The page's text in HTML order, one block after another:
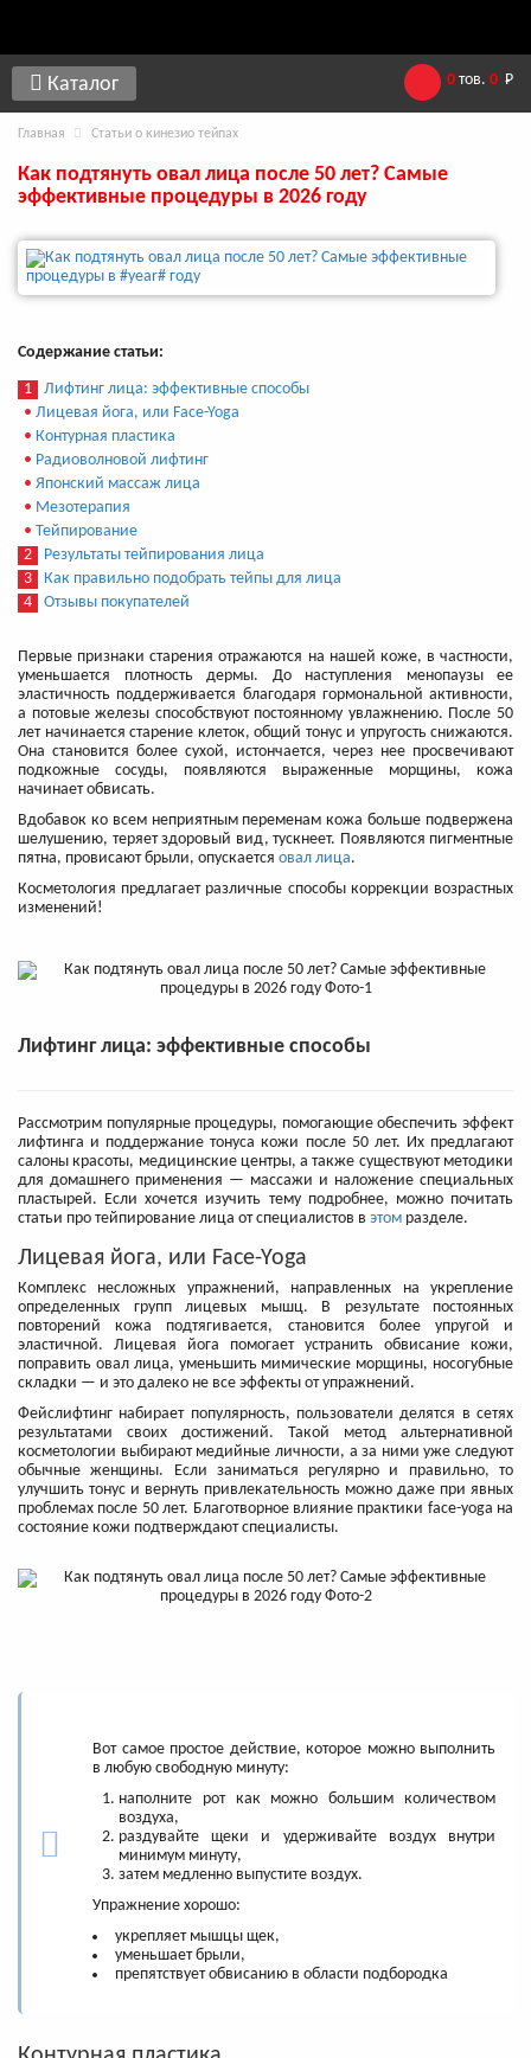
Каталог 0 тов. 0 Р
Главная Статьи о кинезио тейпах
Как подтянуть овал лица после 50 лет? Самые
эффективные процедуры в 2026 году
Содержание статьи:
1
Лифтинг лица: эффективные способы
• Лицевая йога, или Face-Yoga
• Контурная пластика
• Радиоволновой лифтинг
• Японский массаж лица
• Мезотерапия
• Тейпирование
2
Результаты тейпирования лица
3
Как правильно подобрать тейпы для лица
4
Отзывы покупателей
Первые признаки старения отражаются на нашей коже, в частности,
уменьшается плотность дермы. До наступления менопаузы ее
эластичность поддерживается благодаря гормональной активности,
а потовые железы способствуют постоянному увлажнению. После 50
лет начинается старение клеток, общий тонус и упругость снижаются.
Она становится более сухой, истончается, через нее просвечивают
подкожные сосуды, появляются выраженные морщины, кожа
начинает обвисать.
Вдобавок ко всем неприятным переменам кожа больше подвержена
шелушению, теряет здоровый вид, тускнеет. Появляются пигментные
пятна, провисают брыли, опускается овал лица.
Косметология предлагает различные способы коррекции возрастных
изменений!
Лифтинг лица: эффективные способы
​Рассмотрим популярные процедуры, помогающие обеспечить эффект
лифтинга и поддержание тонуса кожи после 50 лет. Их предлагают
салоны красоты, медицинские центры, а также существуют методики
для домашнего применения — массажи и наложение специальных
пластырей. Если хочется изучить тему подробнее, можно почитать
статьи про тейпирование лица от специалистов в этом разделе.
Лицевая йога, или Face-Yoga
Комплекс несложных упражнений, направленных на укрепление
определенных групп лицевых мышц. В результате постоянных
повторений кожа подтягивается, становится более упругой и
эластичной. Лицевая йога помогает устранить обвисание кожи,
поправить овал лица, уменьшить мимические морщины, носогубные
складки — и это далеко не все эффекты от упражнений.
Фейслифтинг набирает популярность, пользователи делятся в сетях
результатами своих достижений. Такой метод альтернативной
косметологии выбирают медийные личности, а за ними уже следуют
обычные женщины. Если заниматься регулярно и правильно, то
улучшить тонус и вернуть привлекательность можно даже при явных
проблемах после 50 лет. Благотворное влияние практики face-yoga на
состояние кожи подтверждают специалисты.
Вот самое простое действие, которое можно выполнить
в любую свободную минуту:
наполните рот как можно большим количеством
воздуха,
раздувайте щеки и удерживайте воздух внутри
минимум минуту,
затем медленно выпустите воздух.
Упражнение хорошо:
укрепляет мышцы щек,
уменьшает брыли,
препятствует обвисанию в области подбородка